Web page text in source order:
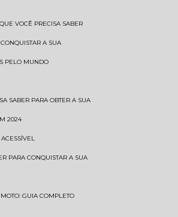
VOCÊ PRECISA SABER
A SUA
PELO MUNDO
SABER PARA OBTER A SUA
2024
ACESSÍVEL
PARA CONQUISTAR A SUA
MOTO: GUIA COMPLETO